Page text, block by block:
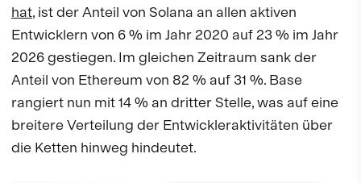
hat, ist der Anteil von Solana an allen aktiven
Entwicklern von 6 % im Jahr 2020 auf 23 % im Jahr
2026 gestiegen. Im gleichen Zeitraum sank der
Anteil von Ethereum von 82 % auf 31 %. Base
rangiert nun mit 14 % an dritter Stelle, was auf eine
breitere Verteilung der Entwickleraktivitäten über
die Ketten hinweg hindeutet.